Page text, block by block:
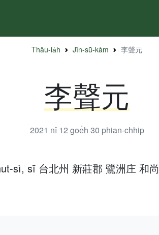
Thâu-ia̍h Jîn-sū-kàm 李聲元
李聲元
2021 nî 12 goe̍h 30 phian-chhip
sì, sī 台北州 新莊郡 鷺洲庄 和尚